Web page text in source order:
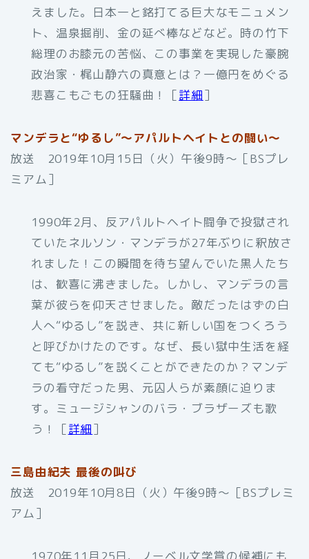
えました。日本一と銘打てる巨大なモニュメン
ト、温泉掘削、金の延べ棒などなど。時の竹下
総理のお膝元の苦悩、この事業を実現した豪腕
政治家・梶山静六の真意とは？一億円をめぐる
悲喜こもごもの狂騒曲！［詳細］
マンデラと“ゆるし”～アパルトヘイトとの闘い～
放送 2019年10月15日（火）午後9時～［BSプレ
ミアム］
1990年2月、反アパルトヘイト闘争で投獄され
ていたネルソン・マンデラが27年ぶりに釈放さ
れました！この瞬間を待ち望んでいた黒人たち
は、歓喜に沸きました。しかし、マンデラの言
葉が彼らを仰天させました。敵だったはずの白
人へ“ゆるし”を説き、共に新しい国をつくろう
と呼びかけたのです。なぜ、長い獄中生活を経
ても“ゆるし”を説くことができたのか？マンデ
ラの看守だった男、元囚人らが素顔に迫りま
す。ミュージシャンのバラ・ブラザーズも歌
う！［詳細］
三島由紀夫 最後の叫び
放送 2019年10月8日（火）午後9時～［BSプレミ
アム］
1970年11月25日、ノーベル文学賞の候補にも